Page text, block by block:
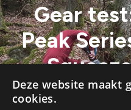
Gear
Peak
Lichtgewicht
Deze website maakt
cookies.